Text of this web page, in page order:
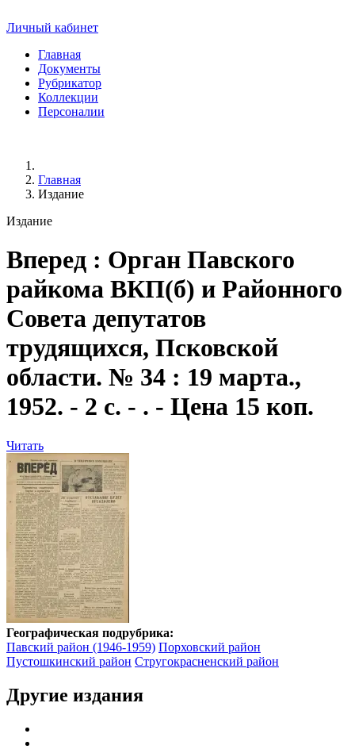
Личный кабинет
Главная
Документы
Рубрикатор
Коллекции
Персоналии
Главная
Издание
Издание
Вперед : Орган Павского
райкома ВКП(б) и Районного
Совета депутатов
трудящихся, Псковской
области. № 34 : 19 марта.,
1952. - 2 с. - . - Цена 15 коп.
Читать
Географическая подрубрика:
Павский район (1946-1959) Порховский район
Пустошкинский район Стругокрасненский район
Другие издания